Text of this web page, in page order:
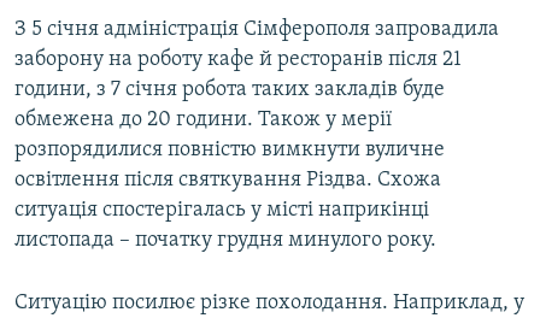
З 5 січня адміністрація Сімферополя запровадила
заборону на роботу кафе й ресторанів після 21
години, з 7 січня робота таких закладів буде
обмежена до 20 години. Також у мерії
розпорядилися повністю вимкнути вуличне
освітлення після святкування Різдва. Схожа
ситуація спостерігалась у місті наприкінці
листопада – початку грудня минулого року.
Ситуацію посилює різке похолодання. Наприклад, у